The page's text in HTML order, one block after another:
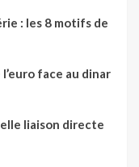
: les 8 motifs de
face au dinar
liaison directe